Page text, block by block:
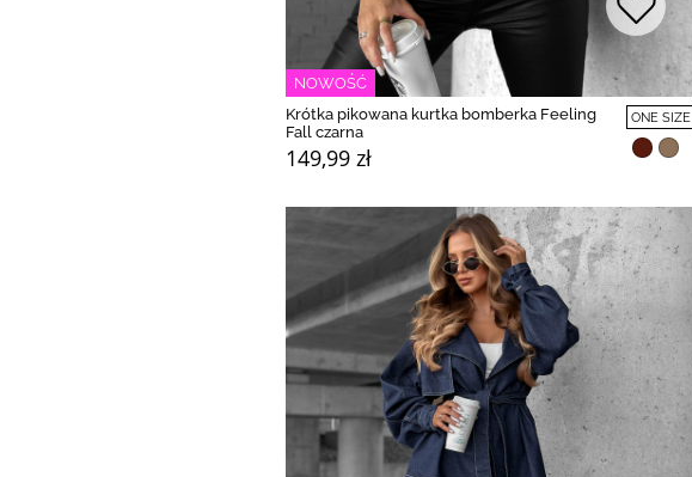
NOWOŚĆ
Krótka pikowana kurtka bomberka Feeling
Fall czarna
149,99 zł
ONE SIZE